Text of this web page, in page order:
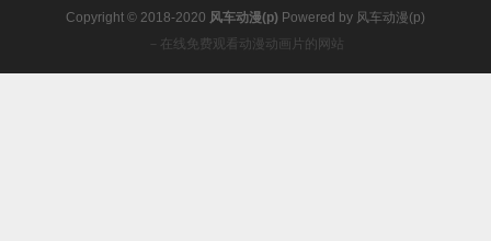
Copyright © 2018-2020 风车动漫(p) Powered by 风车动漫(p)
－在线免费观看动漫动画片的网站